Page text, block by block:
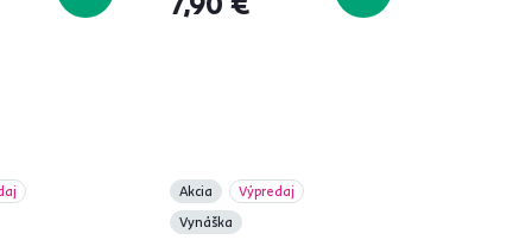
Akcia
Výpredaj
Vynáška